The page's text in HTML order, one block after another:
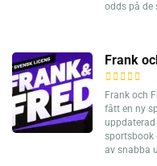
odds på de
Frank
Frank och
fått en ny
sportsbook
av snabba